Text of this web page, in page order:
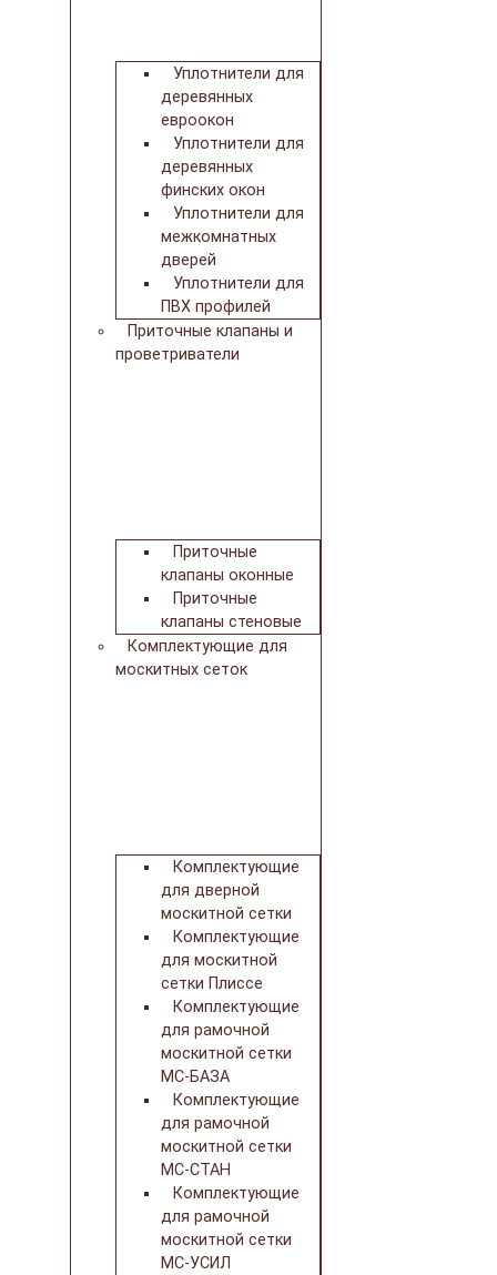
Уплотнители для
деревянных
евроокон
Уплотнители для
деревянных
финских окон
Уплотнители для
межкомнатных
дверей
Уплотнители для
ПВХ профилей
Приточные клапаны и
проветриватели
Приточные
клапаны оконные
Приточные
клапаны стеновые
Комплектующие для
москитных сеток
Комплектующие
для дверной
москитной сетки
Комплектующие
для москитной
сетки Плиссе
Комплектующие
для рамочной
москитной сетки
МС-БАЗА
Комплектующие
для рамочной
москитной сетки
МС-СТАН
Комплектующие
для рамочной
москитной сетки
МС-УСИЛ